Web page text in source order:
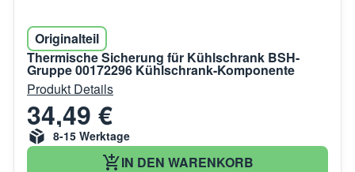
Originalteil
Thermische Sicherung für Kühlschrank BSH-
Gruppe 00172296 Kühlschrank-Komponente
Produkt Details
34,49 €
8-15 Werktage
IN DEN WARENKORB